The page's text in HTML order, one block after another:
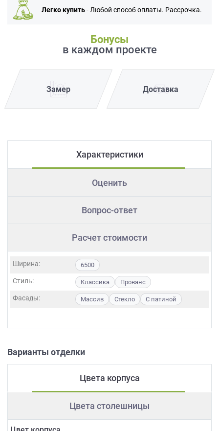
Легко купить- Любой способ оплаты. Рассрочка.
Бонусы
в каждом проекте
Замер Доставка
Характеристики
Оценить
Вопрос-ответ
Расчет стоимости
Ширина: 6500
Стиль: Классика Прованс
Фасады: Массив Стекло С патиной
Варианты отделки
Цвета корпуса
Цвета столешницы